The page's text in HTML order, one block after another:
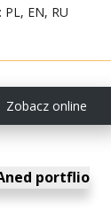
EN, RU
Zobacz online